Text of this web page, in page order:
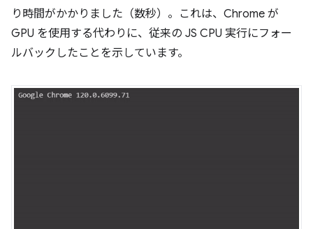
り時間がかかりました（数秒）。これは、Chrome が
GPU を使用する代わりに、従来の JS CPU 実行にフォー
ルバックしたことを示しています。